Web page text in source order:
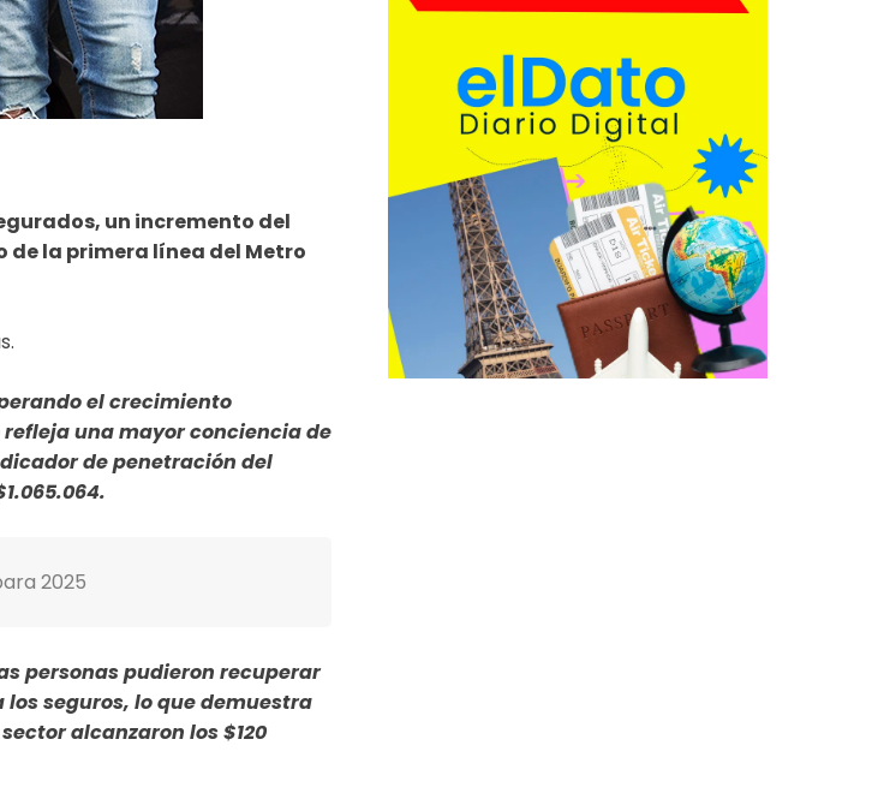
un incremento del
de la primera línea del Metro
el crecimiento
refleja una mayor conciencia de
de penetración del
2025
personas pudieron recuperar
seguros, lo que demuestra
alcanzaron los $120